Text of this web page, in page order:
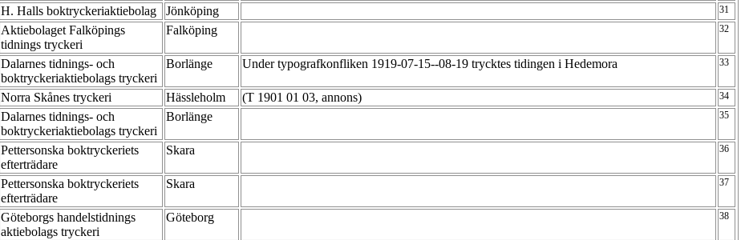
H. Halls boktryckeriaktiebolag Jönköping 31
Aktiebolaget Falköpings
tidnings tryckeri
Falköping 32
Dalarnes tidnings- och
boktryckeriaktiebolags tryckeri
Borlänge Under typografkonfliken 1919-07-15--08-19 trycktes tidingen i Hedemora 33
Norra Skånes tryckeri Hässleholm (T 1901 01 03, annons) 34
Dalarnes tidnings- och
boktryckeriaktiebolags tryckeri
Borlänge 35
Pettersonska boktryckeriets
efterträdare
Skara 36
Pettersonska boktryckeriets
efterträdare
Skara 37
Göteborgs handelstidnings
aktiebolags tryckeri
Göteborg 38